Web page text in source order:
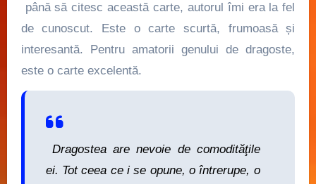
până să citesc această carte, autorul îmi era la fel
de cunoscut. Este o carte scurtă, frumoasă și
interesantă. Pentru amatorii genului de dragoste,
este o carte excelentă.
Dragostea are nevoie de comodităţile
ei. Tot ceea ce i se opune, o întrerupe, o